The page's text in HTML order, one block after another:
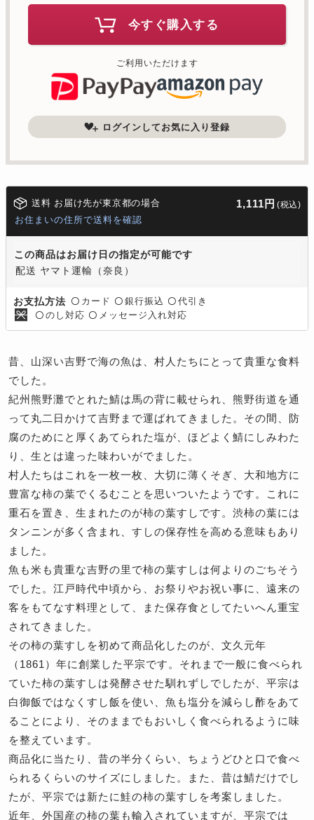
今すぐ購入する
ご利用いただけます
ログインしてお気に入り登録
送料 お届け先が東京都の場合 1,111円 (税込)
お住まいの住所で送料を確認
この商品はお届け日の指定が可能です
配送 ヤマト運輸（奈良）
お支払方法 〇 カード 〇 銀行振込 〇 代引き
〇 のし対応 〇 メッセージ入れ対応
昔、山深い吉野で海の魚は、村人たちにとって貴重な食料
でした。
紀州熊野灘でとれた鯖は馬の背に載せられ、熊野街道を通
って丸二日かけて吉野まで運ばれてきました。その間、防
腐のためにと厚くあてられた塩が、ほどよく鯖にしみわた
り、生とは違った味わいがでました。
村人たちはこれを一枚一枚、大切に薄くそぎ、大和地方に
豊富な柿の葉でくるむことを思いついたようです。これに
重石を置き、生まれたのが柿の葉すしです。渋柿の葉には
タンニンが多く含まれ、すしの保存性を高める意味もあり
ました。
魚も米も貴重な吉野の里で柿の葉すしは何よりのごちそう
でした。江戸時代中頃から、お祭りやお祝い事に、遠来の
客をもてなす料理として、また保存食としてたいへん重宝
されてきました。
その柿の葉すしを初めて商品化したのが、文久元年
（1861）年に創業した平宗です。それまで一般に食べられ
ていた柿の葉すしは発酵させた馴れずしでしたが、平宗は
白御飯ではなくすし飯を使い、魚も塩分を減らし酢をあて
ることにより、そのままでもおいしく食べられるように味
を整えています。
商品化に当たり、昔の半分くらい、ちょうどひと口で食べ
られるくらいのサイズにしました。また、昔は鯖だけでし
たが、平宗では新たに鮭の柿の葉すしを考案しました。
近年、外国産の柿の葉も輸入されていますが、平宗では